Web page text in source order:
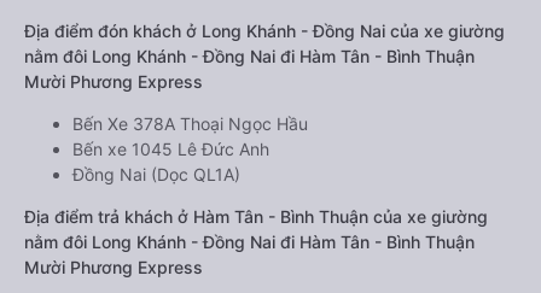
Địa điểm đón khách ở Long Khánh - Đồng Nai của xe giường
nằm đôi Long Khánh - Đồng Nai đi Hàm Tân - Bình Thuận
Mười Phương Express
Bến Xe 378A Thoại Ngọc Hầu
Bến xe 1045 Lê Đức Anh
Đồng Nai (Dọc QL1A)
Địa điểm trả khách ở Hàm Tân - Bình Thuận của xe giường
nằm đôi Long Khánh - Đồng Nai đi Hàm Tân - Bình Thuận
Mười Phương Express